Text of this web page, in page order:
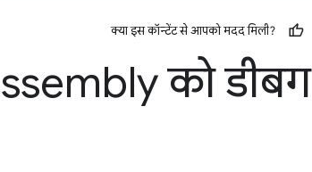
क्या इस कॉन्टेंट से आपको मदद मिली?
को डीबग